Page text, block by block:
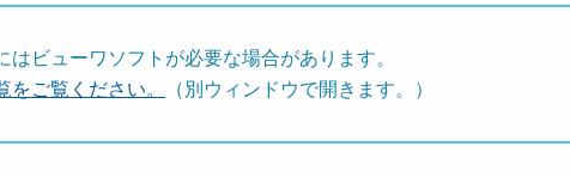
はビューワソフトが必要な場合があります。
ご覧ください。
（別ウィンドウで開きます。）